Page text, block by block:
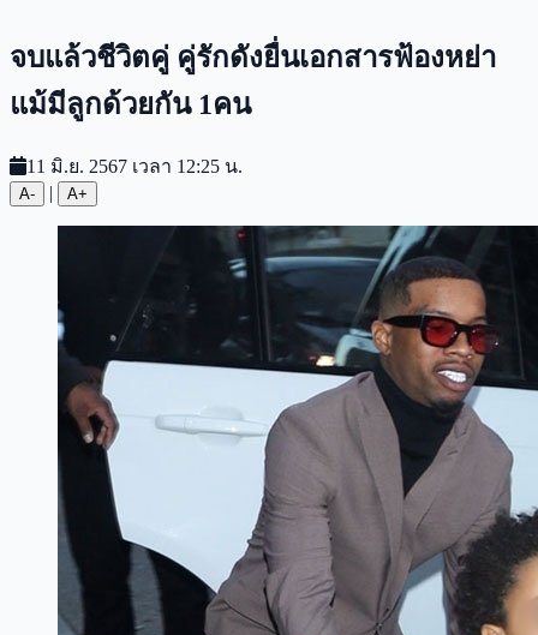
จบแล้วชีวิตคู่ คู่รักดังยื่นเอกสารฟ้องหย่า
แม้มีลูกด้วยกัน 1คน
11 มิ.ย. 2567 เวลา 12:25 น.
A- | A+